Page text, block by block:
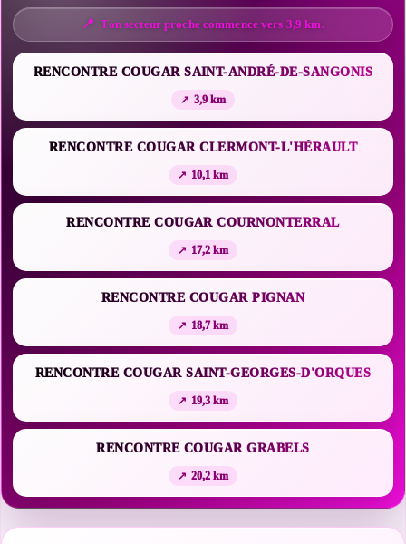
Ton secteur proche commence vers 3,9 km.
RENCONTRE COUGAR SAINT-ANDRÉ-DE-SANGONIS
3,9 km
RENCONTRE COUGAR CLERMONT-L'HÉRAULT
10,1 km
RENCONTRE COUGAR COURNONTERRAL
17,2 km
RENCONTRE COUGAR PIGNAN
18,7 km
RENCONTRE COUGAR SAINT-GEORGES-D'ORQUES
19,3 km
RENCONTRE COUGAR GRABELS
20,2 km